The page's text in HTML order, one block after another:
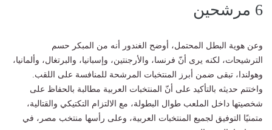
6 مرشحين
وعن هوية البطل المحتمل، أوضح الغندور أنه من المبكر حسم
الترشيحات، لكنه يرى أنّ فرنسا، والأرجنتين، وإسبانيا، والبرتغال، وألمانيا،
وهولندا، تبقى ضمن أبرز المنتخبات المرشحة للمنافسة على اللقب.
واختتم حديثه بالتأكيد على أنّ المنتخبات العربية مطالبة بالحفاظ على
شخصيتها داخل الملعب طوال البطولة، مع الالتزام التكتيكي والقتالية،
متمنيًا التوفيق لجميع المنتخبات العربية، وعلى رأسها منتخب مصر، في